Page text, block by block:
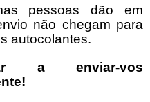
pessoas dão em
não chegam para
autocolantes.
a enviar-vos